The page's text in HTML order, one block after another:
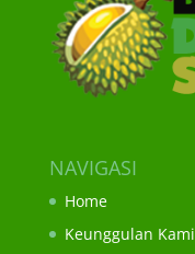
NAVIGASI
Home
Keunggulan Kami